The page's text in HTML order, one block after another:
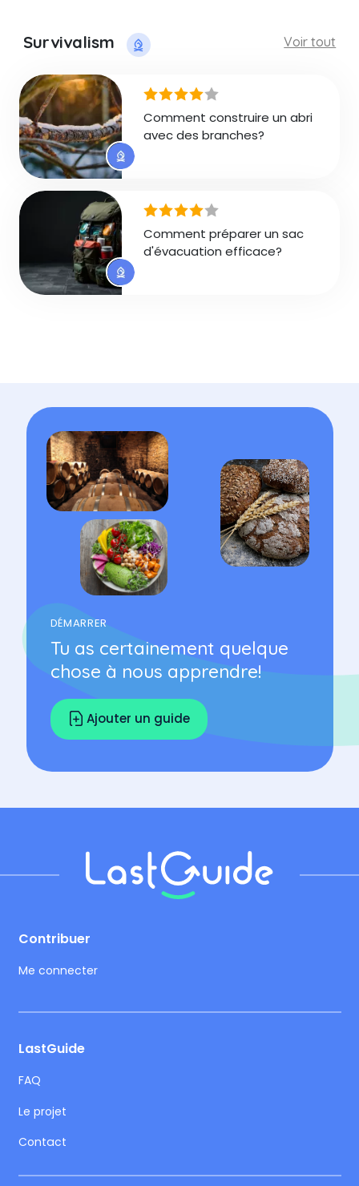
Survivalism Voir tout
Comment construire un abri
avec des branches?
Comment préparer un sac
d'évacuation efficace?
DÉMARRER
Tu as certainement quelque
chose à nous apprendre!
Ajouter un guide
Contribuer
Me connecter
LastGuide
FAQ
Le projet
Contact